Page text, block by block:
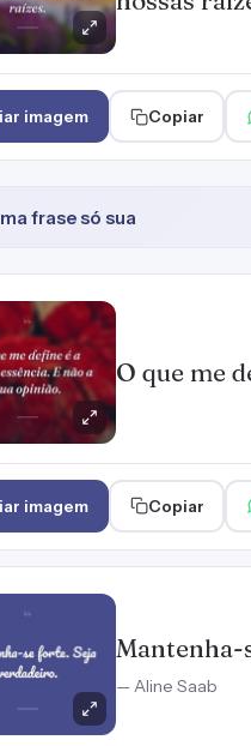
imagem Copiar
frase só sua
O que me
imagem Copiar
Mantenha-
— Aline Saab